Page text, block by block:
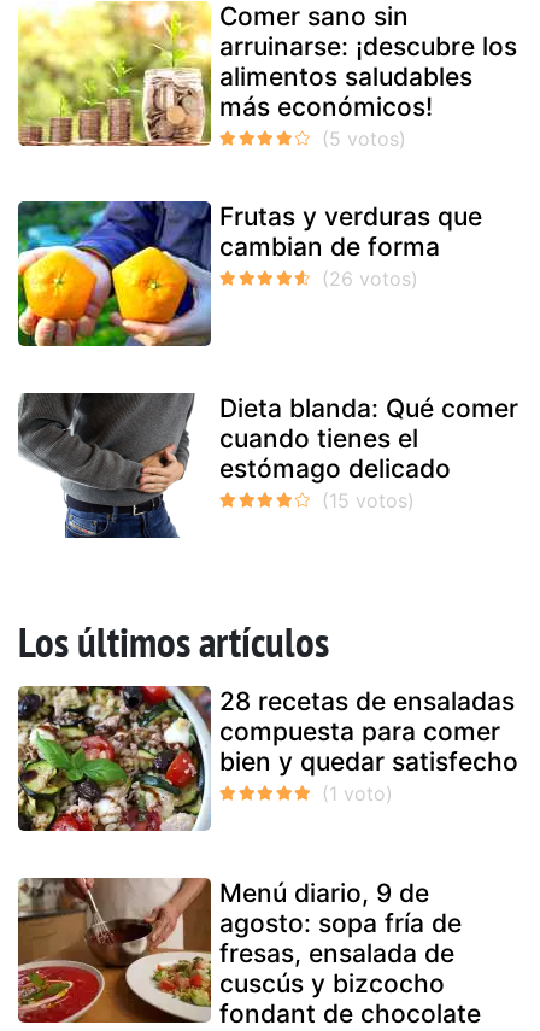
Comer sano sin
arruinarse: ¡descubre los
alimentos saludables
más económicos!
Frutas y verduras que
cambian de forma
Dieta blanda: Qué comer
cuando tienes el
estómago delicado
Los últimos artículos
28 recetas de ensaladas
compuesta para comer
bien y quedar satisfecho
Menú diario, 9 de
agosto: sopa fría de
fresas, ensalada de
cuscús y bizcocho
fondant de chocolate